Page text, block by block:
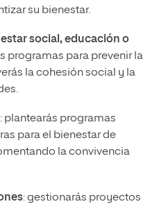
su bienestar.
social, educación o
programas para prevenir la
la cohesión social y la
: plantearás programas
para el bienestar de
la convivencia
: gestionarás proyectos